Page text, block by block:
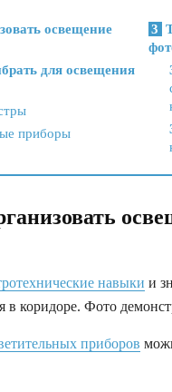
освещение
для освещения
приборы
3
навыки и
в коридоре. Фото
приборов